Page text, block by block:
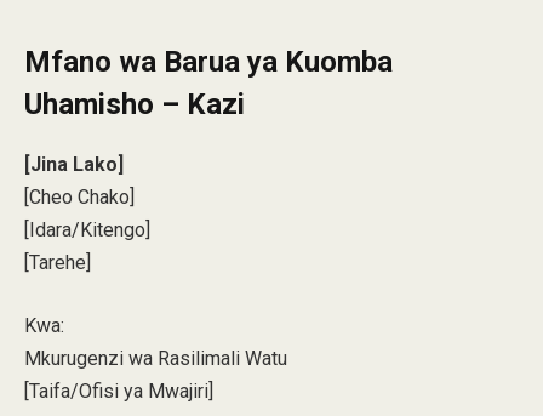
Mfano wa Barua ya Kuomba
Uhamisho – Kazi
[Jina Lako]
[Cheo Chako]
[Idara/Kitengo]
[Tarehe]
Kwa:
Mkurugenzi wa Rasilimali Watu
[Taifa/Ofisi ya Mwajiri]